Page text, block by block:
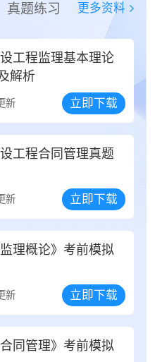
真题练习 更多资料
工程监理基本理论
解析
新 立即下载
工程合同管理真题
新 立即下载
理概论》考前模拟
新 立即下载
同管理》考前模拟